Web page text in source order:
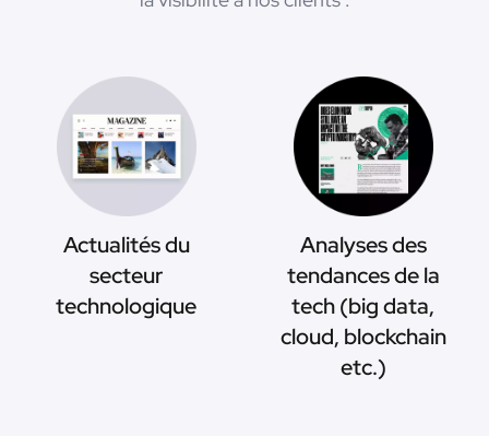
Actualités du
secteur
technologique
Analyses des
tendances de la
tech (big data,
cloud, blockchain
etc.)